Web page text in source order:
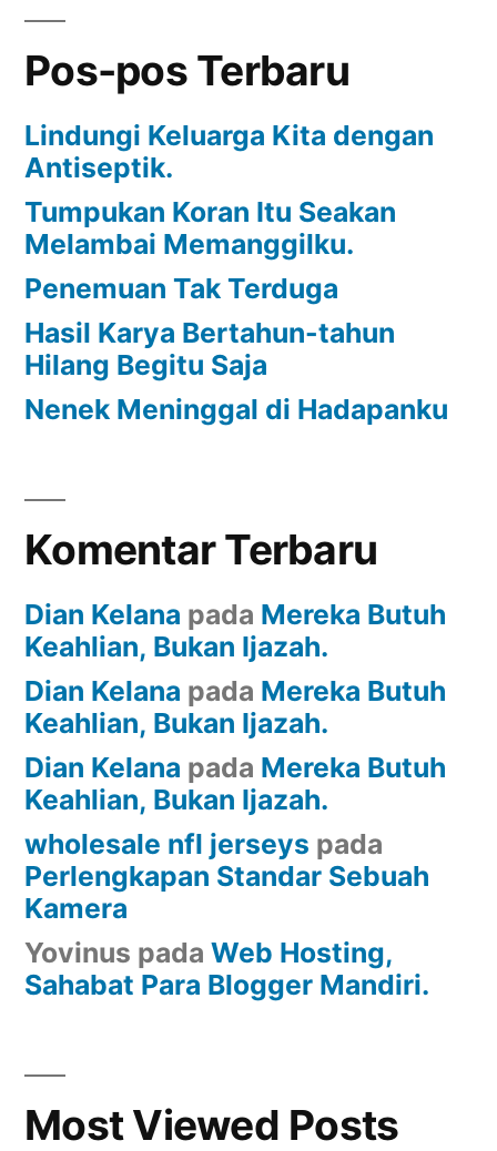
Pos-pos Terbaru
Lindungi Keluarga Kita dengan
Antiseptik.
Tumpukan Koran Itu Seakan
Melambai Memanggilku.
Penemuan Tak Terduga
Hasil Karya Bertahun-tahun
Hilang Begitu Saja
Nenek Meninggal di Hadapanku
Komentar Terbaru
Dian Kelana pada Mereka Butuh
Keahlian, Bukan Ijazah.
Dian Kelana pada Mereka Butuh
Keahlian, Bukan Ijazah.
Dian Kelana pada Mereka Butuh
Keahlian, Bukan Ijazah.
wholesale nfl jerseys pada
Perlengkapan Standar Sebuah
Kamera
Yovinus pada Web Hosting,
Sahabat Para Blogger Mandiri.
Most Viewed Posts